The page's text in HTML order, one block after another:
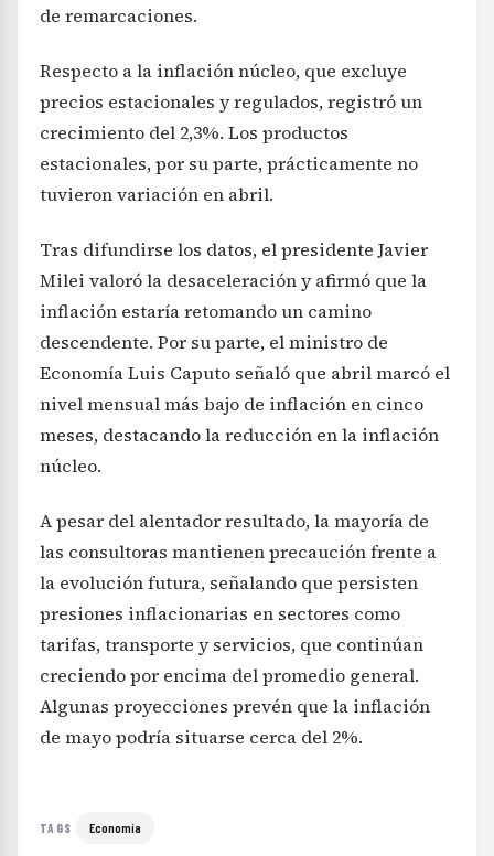
de remarcaciones.
Respecto a la inflación núcleo, que excluye
precios estacionales y regulados, registró un
crecimiento del 2,3%. Los productos
estacionales, por su parte, prácticamente no
tuvieron variación en abril.
Tras difundirse los datos, el presidente Javier
Milei valoró la desaceleración y afirmó que la
inflación estaría retomando un camino
descendente. Por su parte, el ministro de
Economía Luis Caputo señaló que abril marcó el
nivel mensual más bajo de inflación en cinco
meses, destacando la reducción en la inflación
núcleo.
A pesar del alentador resultado, la mayoría de
las consultoras mantienen precaución frente a
la evolución futura, señalando que persisten
presiones inflacionarias en sectores como
tarifas, transporte y servicios, que continúan
creciendo por encima del promedio general.
Algunas proyecciones prevén que la inflación
de mayo podría situarse cerca del 2%.
TAGS Economía